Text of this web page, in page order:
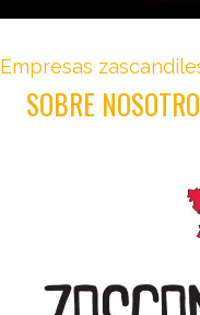
Empresas
SOBRE